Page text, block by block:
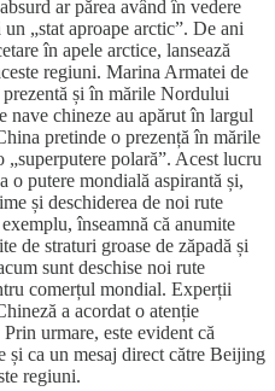
ar părea având în vedere
„stat aproape arctic”. De ani
în apele arctice, lansează
regiuni. Marina Armatei de
și în mările Nordului
nave chineze au apărut în largul
pretinde o prezență în mările
polară”. Acest lucru
o putere mondială aspirantă și,
și deschiderea de noi rute
înseamnă că anumite
de straturi groase de zăpadă și
sunt deschise noi rute
comerțul mondial. Experții
a acordat o atenție
urmare, este evident că
ca un mesaj direct către Beijing
regiuni.